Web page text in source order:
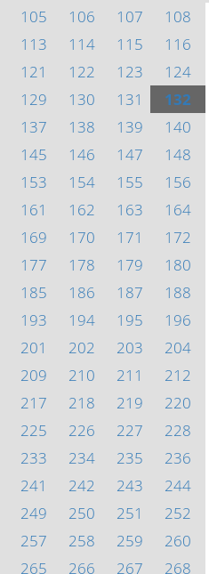
105 106 107
108
113 114 115
116
121 122 123
124
129 130 131
132
137 138 139
140
145 146 147
148
153 154 155
156
161 162 163
164
169 170 171
172
177 178 179
180
185 186 187
188
193 194 195
196
201 202 203
204
209 210 211
212
217 218 219
220
225 226 227
228
233 234 235
236
241 242 243
244
249 250 251
252
257 258 259
260
265 266 267
268